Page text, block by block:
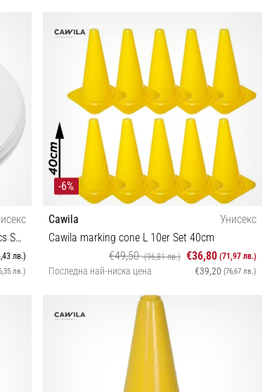
Cawila Gummi Markierungsscheiben 10pcs Set, white
лв.)
лв.)
-6%
Cawila
Унисекс
Cawila marking cone L 10er Set 40cm
€49,50(96,81 лв.) €36,80 (71,97 лв.)
Последна най-ниска цена €39,20 (76,67 лв.)
OS